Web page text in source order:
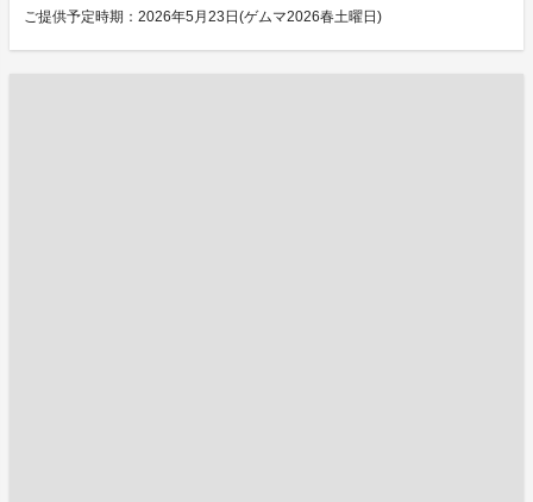
ご提供予定時期：2026年5月23日(ゲムマ2026春土曜日)